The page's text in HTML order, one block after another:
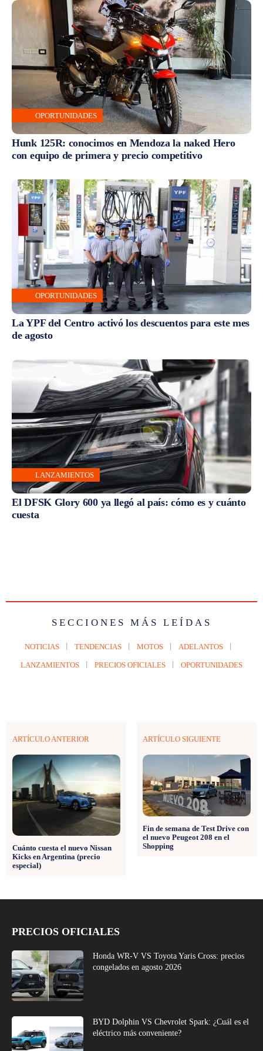
OPORTUNIDADES
Hunk 125R: conocimos en Mendoza la naked Hero
con equipo de primera y precio competitivo
OPORTUNIDADES
La YPF del Centro activó los descuentos para este mes
de agosto
LANZAMIENTOS
El DFSK Glory 600 ya llegó al país: cómo es y cuánto
cuesta
SECCIONES MÁS LEÍDAS
NOTICIAS TENDENCIAS MOTOS ADELANTOS
LANZAMIENTOS PRECIOS OFICIALES OPORTUNIDADES
ARTÍCULO ANTERIOR
Cuánto cuesta el nuevo Nissan
Kicks en Argentina (precio
especial)
ARTÍCULO SIGUIENTE
Fin de semana de Test Drive con
el nuevo Peugeot 208 en el
Shopping
PRECIOS OFICIALES
Honda WR-V VS Toyota Yaris Cross: precios
congelados en agosto 2026
BYD Dolphin VS Chevrolet Spark: ¿Cuál es el
eléctrico más conveniente?